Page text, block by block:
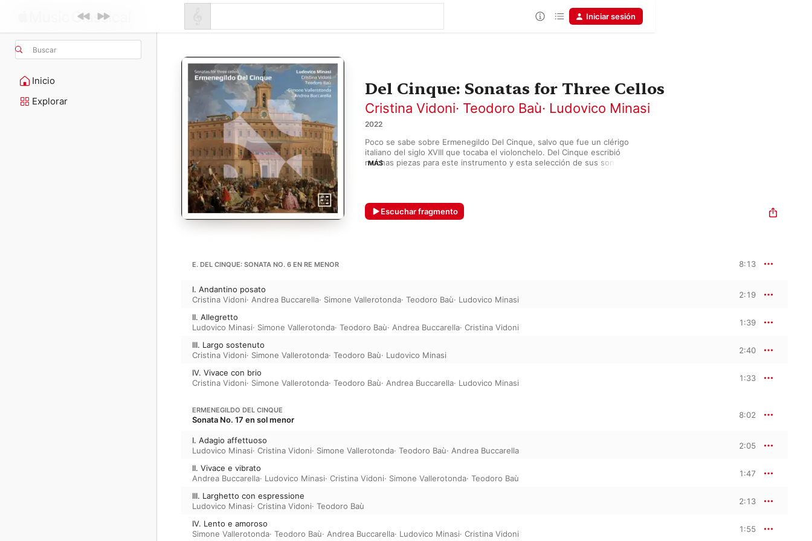
Buscar
Inicio
Explorar
Iniciar sesión
Del Cinque: Sonatas for Three Cellos
Cristina Vidoni· Teodoro Baù· Ludovico Minasi
2022
Poco se sabe sobre Ermenegildo Del Cinque, salvo que fue un clérigo
italiano del siglo XVIII que tocaba el violonchelo. Del Cinque escribió
muchas piezas para este instrumento y esta selección de sus sonatas
barroco Ludovico Minasi dirige el trío solista con el apoyo de Andrea
Buccarella, en el clavecín, y Simone Vallerotonda, en la guitarra y el
MÁS
Escuchar fragmento
E. DEL CINQUE: SONATA NO. 6 EN RE MENOR 8:13
I. Andantino posato
Cristina Vidoni· Andrea Buccarella· Simone Vallerotonda· Teodoro Baù· Ludovico Minasi 2:19
II. Allegretto
Ludovico Minasi· Simone Vallerotonda· Teodoro Baù· Andrea Buccarella· Cristina Vidoni 1:39
III. Largo sostenuto
Cristina Vidoni· Simone Vallerotonda· Teodoro Baù· Ludovico Minasi 2:40
IV. Vivace con brio
Cristina Vidoni· Simone Vallerotonda· Teodoro Baù· Andrea Buccarella· Ludovico Minasi 1:33
ERMENEGILDO DEL CINQUE
Sonata No. 17 en sol menor 8:02
I. Adagio affettuoso
Ludovico Minasi· Cristina Vidoni· Simone Vallerotonda· Teodoro Baù· Andrea Buccarella 2:05
II. Vivace e vibrato
Andrea Buccarella· Ludovico Minasi· Cristina Vidoni· Simone Vallerotonda· Teodoro Baù 1:47
III. Larghetto con espressione
Ludovico Minasi· Cristina Vidoni· Teodoro Baù 2:13
IV. Lento e amoroso
Simone Vallerotonda· Teodoro Baù· Andrea Buccarella· Ludovico Minasi· Cristina Vidoni 1:55